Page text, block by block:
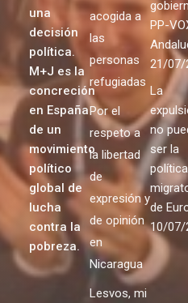
una
decisión
política.
M+J es la
concreción
en España
de un
movimiento
político
global de
lucha
contra la
pobreza.
acogida a
las
personas
refugiadas
Por el
respeto a
la libertad
de
expresión y
de opinión
en
Nicaragua
Lesvos, mi
PP-
21/07/
La
no
ser la
política
de
10/07/